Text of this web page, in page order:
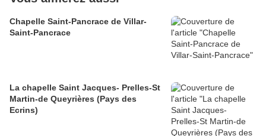
Chapelle Saint-Pancrace de Villar-
Saint-Pancrace
La chapelle Saint Jacques- Prelles-St
Martin-de Queyrières (Pays des
Ecrins)